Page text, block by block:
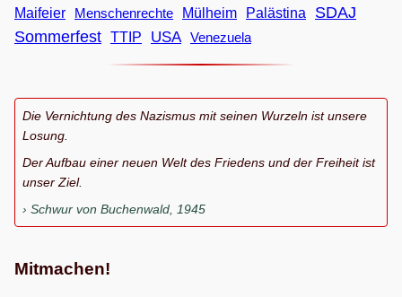
Maifeier
Menschenrechte Mülheim Palästina
SDAJ
Sommerfest TTIP USA Venezuela
Die Vernichtung des Nazismus mit seinen Wurzeln ist unsere
Losung.
Der Aufbau einer neuen Welt des Friedens und der Freiheit ist
unser Ziel.
Schwur von Buchenwald, 1945
Mitmachen!